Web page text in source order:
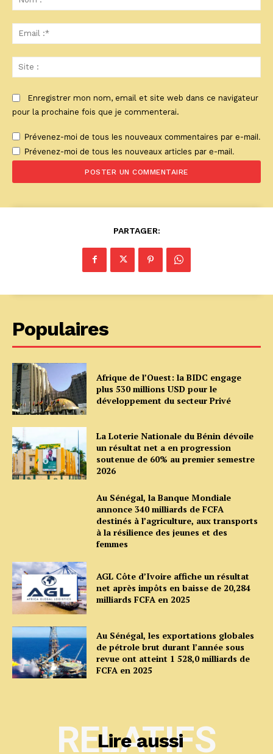
:*
:*
:
Enregistrer mon nom, email et site web dans ce navigateur
pour la prochaine fois que je commenterai.
Prévenez-moi de tous les nouveaux commentaires par e-mail.
Prévenez-moi de tous les nouveaux articles par e-mail.
PARTAGER:
Populaires
Afrique de l’Ouest: la BIDC engage
plus 530 millions USD pour le
développement du secteur Privé
La Loterie Nationale du Bénin dévoile
un résultat net a en progression
soutenue de 60% au premier semestre
2026
Au Sénégal, la Banque Mondiale
annonce 340 milliards de FCFA
destinés à l’agriculture, aux transports
à la résilience des jeunes et des
femmes
AGL Côte d’Ivoire affiche un résultat
net après impôts en baisse de 20,284
milliards FCFA en 2025
Au Sénégal, les exportations globales
de pétrole brut durant l’année sous
revue ont atteint 1 528,0 milliards de
FCFA en 2025
Lire aussi
RELATIFS